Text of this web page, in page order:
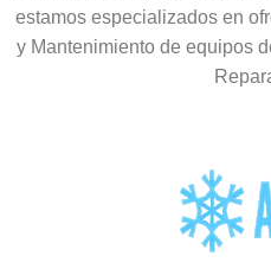
estamos especializados en
y Mantenimiento de equipos